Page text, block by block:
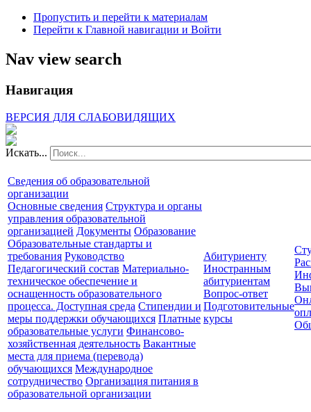
Пропустить и перейти к материалам
Перейти к Главной навигации и Войти
Nav view search
Навигация
ВЕРСИЯ ДЛЯ СЛАБОВИДЯЩИХ
Искать...
Сведения об образовательной
организации
Основные сведения Структура и органы
управления образовательной
организацией Документы Образование
Образовательные стандарты и
требования Руководство
Педагогический состав Материально-
техническое обеспечение и
оснащенность образовательного
процесса. Доступная среда Стипендии и
меры поддержки обучающихся Платные
образовательные услуги Финансово-
хозяйственная деятельность Вакантные
места для приема (перевода)
обучающихся Международное
сотрудничество Организация питания в
образовательной организации
Абитуриенту
Иностранным
абитуриентам
Вопрос-ответ
Подготовительные
курсы